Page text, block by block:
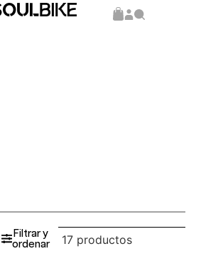
Filtrar y
ordenar
17 productos